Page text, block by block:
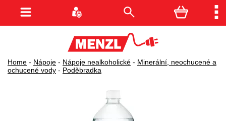
Home - Nápoje - Nápoje nealkoholické - Minerální, neochucené a
ochucené vody - Poděbradka